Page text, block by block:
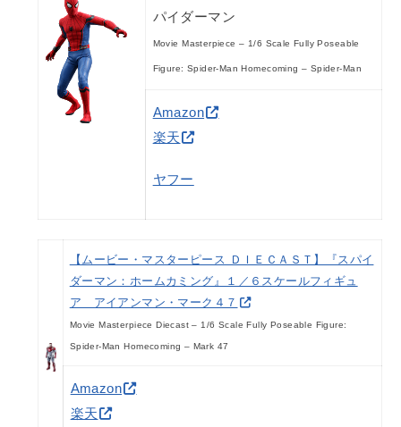
パイダーマン
Movie Masterpiece – 1/6 Scale Fully Poseable
Figure: Spider-Man Homecoming – Spider-Man
Amazon
楽天
ヤフー
【ムービー・マスターピース ＤＩＥＣＡＳＴ】『スパイ
ダーマン：ホームカミング』１／６スケールフィギュ
ア アイアンマン・マーク４７
Movie Masterpiece Diecast – 1/6 Scale Fully Poseable Figure:
Spider-Man Homecoming – Mark 47
Amazon
楽天